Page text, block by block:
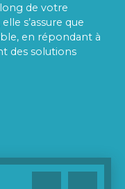
de votre
s’assure que
en répondant à
des solutions